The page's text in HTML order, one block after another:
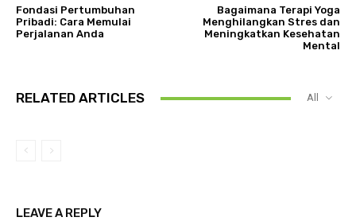
Fondasi Pertumbuhan
Pribadi: Cara Memulai
Perjalanan Anda
Bagaimana Terapi Yoga
Menghilangkan Stres dan
Meningkatkan Kesehatan
Mental
RELATED ARTICLES All
LEAVE A REPLY